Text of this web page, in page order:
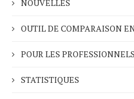
NOUVELLES
OUTIL DE COMPARAISON
POUR LES PROFESSIONNELS
STATISTIQUES